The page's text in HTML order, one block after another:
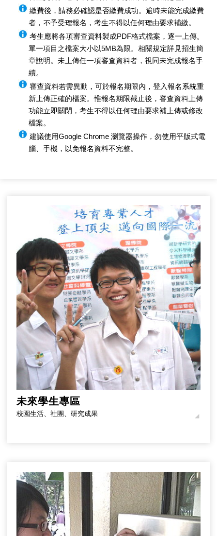
繳費後，請務必確認是否繳費成功。逾時未能完成繳費
者，不予受理報名，考生不得以任何理由要求補繳。
考生應將各項審查資料製成PDF格式檔案，逐一上傳。
單一項目之檔案大小以5MB為限。相關規定詳見招生簡
章說明。未上傳任一項審查資料者，視同未完成報名手
續。
審查資料若需異動，可於報名期限內，登入報名系統重
新上傳正確的檔案。惟報名期限截止後，審查資料上傳
功能立即關閉，考生不得以任何理由要求補上傳或修改
檔案。
建議使用Google Chrome 瀏覽器操作，勿使用平版式電
腦、手機，以免報名資料不完整。
未來學生專區
校園生活、社團、研究成果